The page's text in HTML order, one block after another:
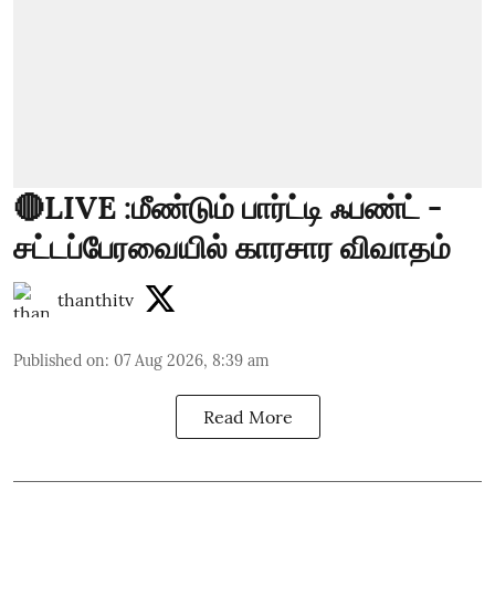
🔴LIVE :மீண்டும் பார்ட்டி ஃபண்ட் -
சட்டப்பேரவையில் காரசார விவாதம்
thanthitv
Published on: 07 Aug 2026, 8:39 am
Read More